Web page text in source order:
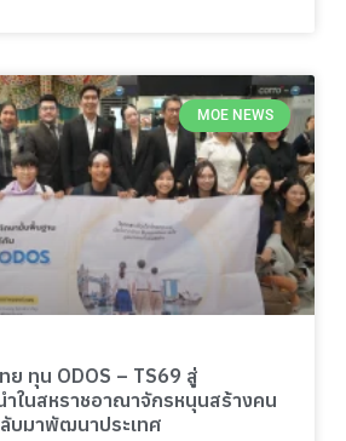
MOE NEWS
ย ทุน ODOS – TS69 สู่
ำในสหราชอาณาจักรหนุนสร้างคน
มาพัฒนาประเทศ